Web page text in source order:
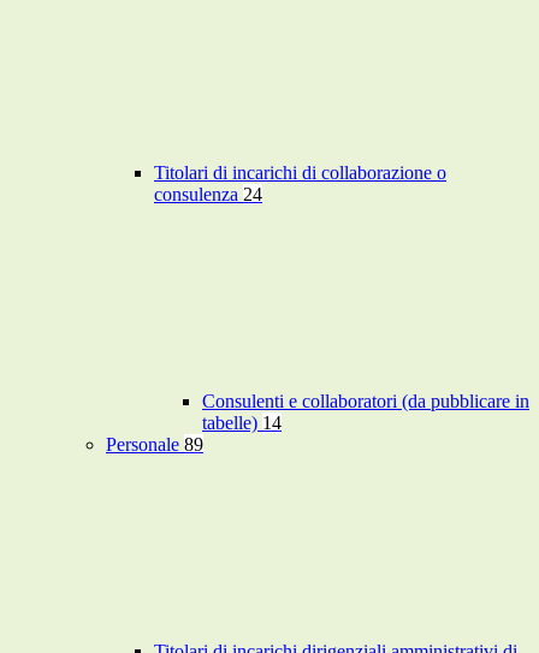
Titolari di incarichi di collaborazione o
consulenza 24
Consulenti e collaboratori (da pubblicare in
tabelle) 14
Personale 89